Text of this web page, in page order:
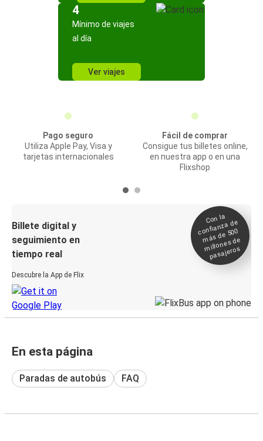
4
Mínimo de viajes
al día
Ver viajes
Pago seguro
Utiliza Apple Pay, Visa y
tarjetas internacionales
Fácil de comprar
Consigue tus billetes online,
en nuestra app o en una
Flixshop
Billete digital y
seguimiento en
tiempo real
Descubre la App de Flix
Con la
confianza de
más de 500
millones de
pasajeros
En esta página
Paradas de autobús FAQ